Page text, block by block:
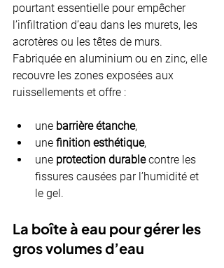
pourtant essentielle pour empêcher
l’infiltration d’eau dans les murets, les
acrotères ou les têtes de murs.
Fabriquée en aluminium ou en zinc, elle
recouvre les zones exposées aux
ruissellements et offre :
une barrière étanche,
une finition esthétique,
une protection durable contre les
fissures causées par l’humidité et
le gel.
La boîte à eau pour gérer les
gros volumes d’eau